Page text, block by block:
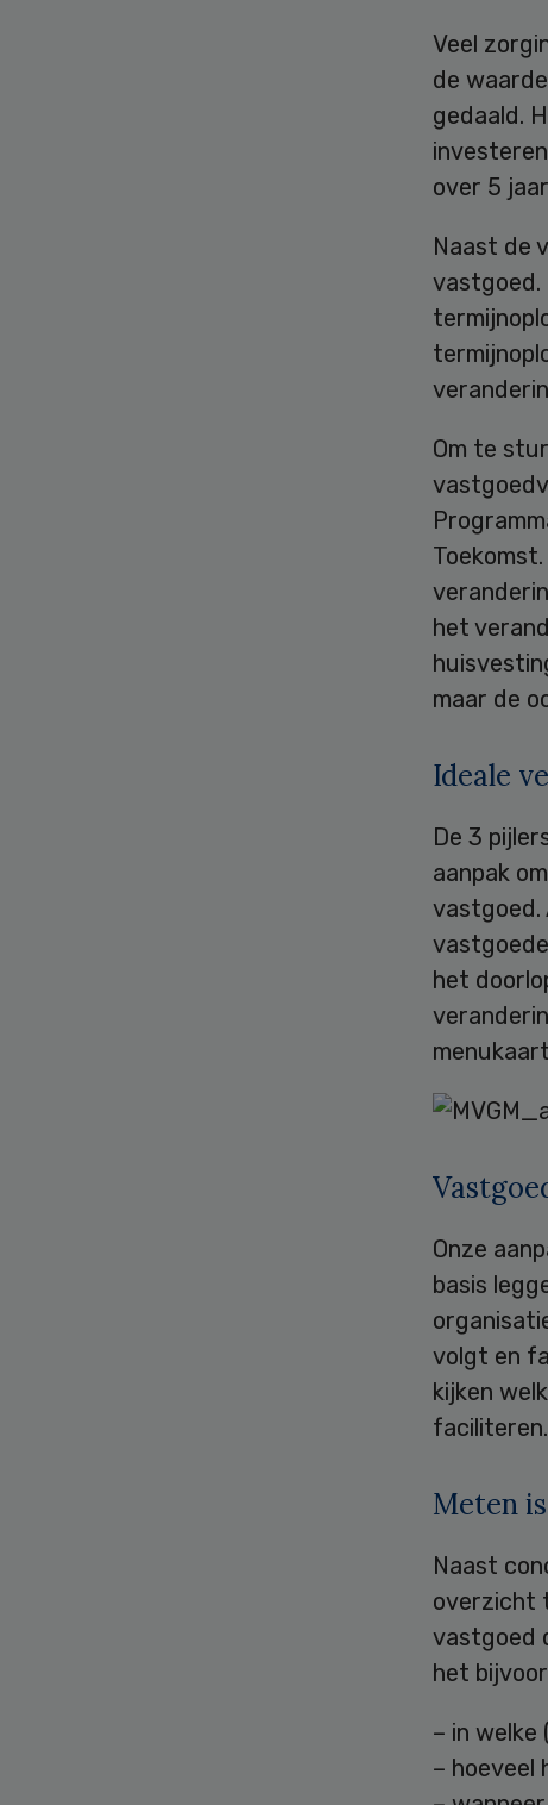
Veel
de
gedaald.
over 5
Naast de
vastgoed.
Om te
het
maar de
Ideale
De 3
aanpak
vastgoed.
het
Onze
basis
volgt en
kijken
Meten
Naast
overzicht
vastgoed
het
– in
– hoeveel